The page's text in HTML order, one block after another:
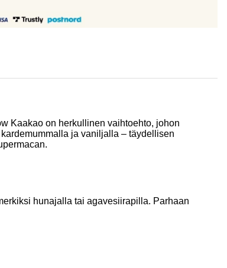
Kaakao on herkullinen vaihtoehto, johon
ja vaniljalla – täydellisen
hunajalla tai agavesiirapilla. Parhaan